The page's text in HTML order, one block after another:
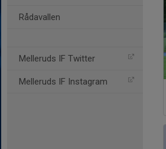
Rådavallen
Melleruds IF Twitter
Melleruds IF Instagram